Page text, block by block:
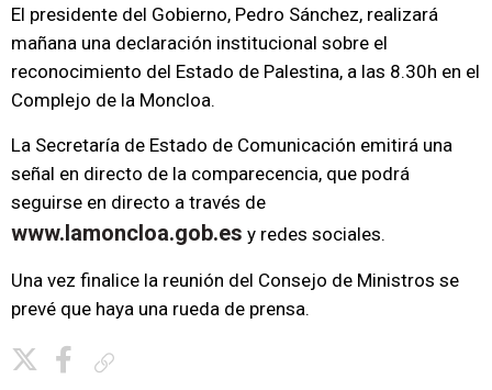
El presidente del Gobierno, Pedro Sánchez, realizará
mañana una declaración institucional sobre el
reconocimiento del Estado de Palestina, a las 8.30h en el
Complejo de la Moncloa.
La Secretaría de Estado de Comunicación emitirá una
señal en directo de la comparecencia, que podrá
seguirse en directo a través de
www.lamoncloa.gob.es y redes sociales.
Una vez finalice la reunión del Consejo de Ministros se
prevé que haya una rueda de prensa.